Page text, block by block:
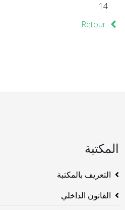
14
Retour
المكتبة
التعريف بالمكتبة
القانون الداخلي